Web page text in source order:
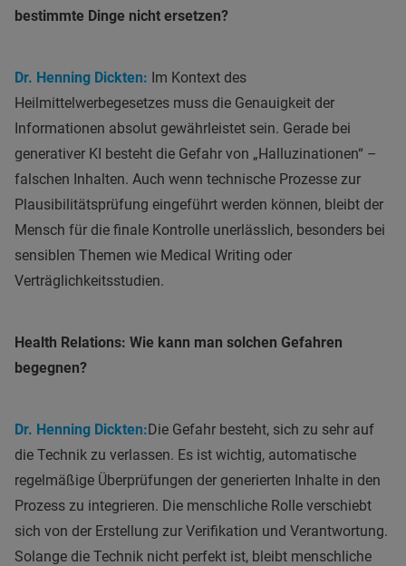
bestimmte Dinge nicht ersetzen?
Dr. Henning Dickten: Im Kontext des
Heilmittelwerbegesetzes muss die Genauigkeit der
Informationen absolut gewährleistet sein. Gerade bei
generativer KI besteht die Gefahr von „Halluzinationen“ –
falschen Inhalten. Auch wenn technische Prozesse zur
Plausibilitätsprüfung eingeführt werden können, bleibt der
Mensch für die finale Kontrolle unerlässlich, besonders bei
sensiblen Themen wie Medical Writing oder
Verträglichkeitsstudien.
Health Relations: Wie kann man solchen Gefahren
begegnen?
Dr. Henning Dickten:Die Gefahr besteht, sich zu sehr auf
die Technik zu verlassen. Es ist wichtig, automatische
regelmäßige Überprüfungen der generierten Inhalte in den
Prozess zu integrieren. Die menschliche Rolle verschiebt
sich von der Erstellung zur Verifikation und Verantwortung.
Solange die Technik nicht perfekt ist, bleibt menschliche